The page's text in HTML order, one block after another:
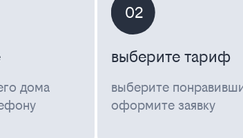
дома
02
выберите тариф
выберите
оформите заявку